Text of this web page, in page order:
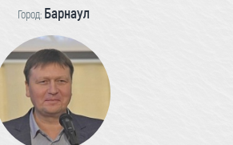
Город: Барнаул